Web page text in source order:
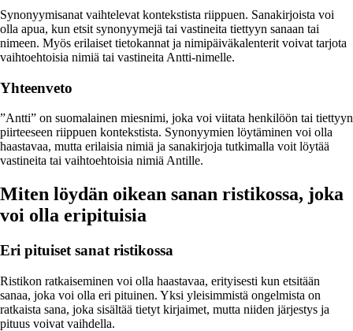
Synonyymisanat vaihtelevat kontekstista riippuen. Sanakirjoista voi
olla apua, kun etsit synonyymejä tai vastineita tiettyyn sanaan tai
nimeen. Myös erilaiset tietokannat ja nimipäiväkalenterit voivat tarjota
vaihtoehtoisia nimiä tai vastineita Antti-nimelle.
Yhteenveto
”Antti” on suomalainen miesnimi, joka voi viitata henkilöön tai tiettyyn
piirteeseen riippuen kontekstista. Synonyymien löytäminen voi olla
haastavaa, mutta erilaisia nimiä ja sanakirjoja tutkimalla voit löytää
vastineita tai vaihtoehtoisia nimiä Antille.
Miten löydän oikean sanan ristikossa, joka
voi olla eripituisia
Eri pituiset sanat ristikossa
Ristikon ratkaiseminen voi olla haastavaa, erityisesti kun etsitään
sanaa, joka voi olla eri pituinen. Yksi yleisimmistä ongelmista on
ratkaista sana, joka sisältää tietyt kirjaimet, mutta niiden järjestys ja
pituus voivat vaihdella.